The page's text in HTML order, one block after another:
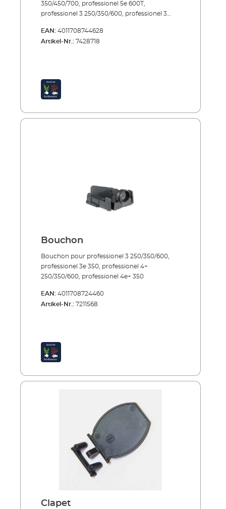
350/450/700, professionel 5e 600T,
professionel 3 250/350/600, professionel 3
professionel 3e 600T, professionel 4+
250/350/600, professionel 4+ 250T/350T,
EAN: 4011708744628
Artikel-Nr.: 7428718
Bouchon
Bouchon pour professionel 3 250/350/600,
professionel 3e 350, professionel 4+
250/350/600, professionel 4e+ 350
EAN: 4011708724460
Artikel-Nr.: 7211568
Clapet